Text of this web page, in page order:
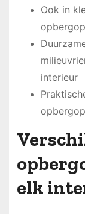
Ook in
interieur
elk